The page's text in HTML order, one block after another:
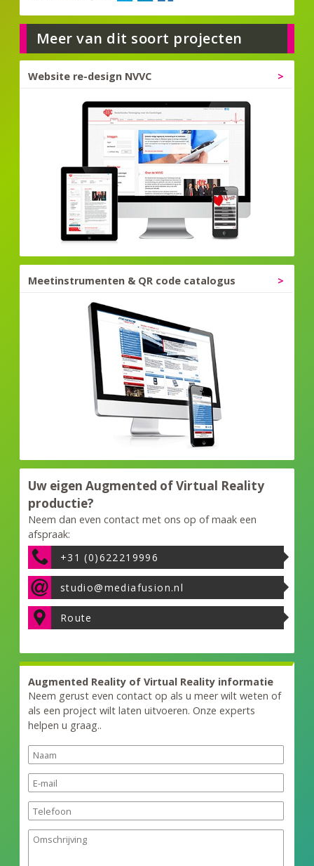
Meer van dit soort projecten
Website re-design NVVC
Meetinstrumenten & QR code catalogus
Uw eigen Augmented of Virtual Reality
productie?
Neem dan even contact met ons op of maak een
afspraak:
+31 (0)622219996
studio@mediafusion.nl
Route
Augmented Reality of Virtual Reality informatie
Neem gerust even contact op als u meer wilt weten of
als een project wilt laten uitvoeren. Onze experts
helpen u graag..